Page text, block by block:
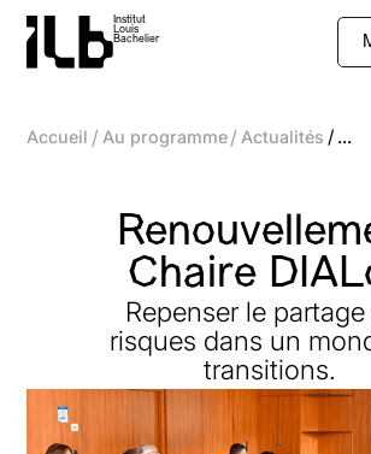
Institut
Louis
Bachelier
Accueil / Au programme/ Actualités / ...
Chaire
Repenser le
risques dans un
transitions.